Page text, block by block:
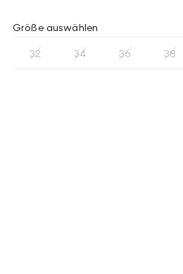
Größe auswählen
32 34 36 38